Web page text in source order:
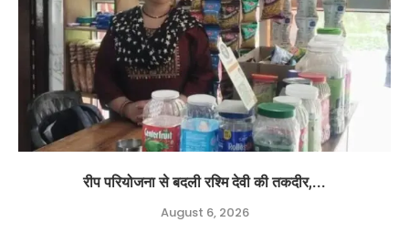
रीप परियोजना से बदली रश्मि देवी की तकदीर,...
August 6, 2026